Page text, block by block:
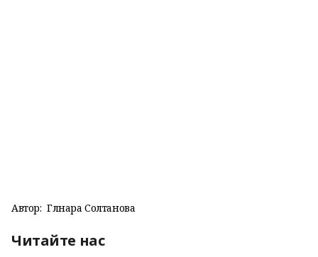
Автор: Гөлнара Солтанова
Читайте нас